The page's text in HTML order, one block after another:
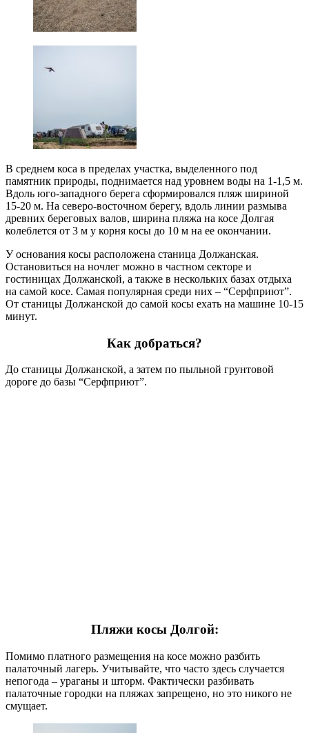
В среднем коса в пределах участка, выделенного под
памятник природы, поднимается над уровнем воды на 1-1,5 м.
Вдоль юго-западного берега сформировался пляж шириной
15-20 м. На северо-восточном берегу, вдоль линии размыва
древних береговых валов, ширина пляжа на косе Долгая
колеблется от 3 м у корня косы до 10 м на ее окончании.
У основания косы расположена станица Должанская.
Остановиться на ночлег можно в частном секторе и
гостиницах Должанской, а также в нескольких базах отдыха
на самой косе. Самая популярная среди них – “Серфприют”.
От станицы Должанской до самой косы ехать на машине 10-15
минут.
Как добраться?
До станицы Должанской, а затем по пыльной грунтовой
дороге до базы “Серфприют”.
Пляжи косы Долгой:
Помимо платного размещения на косе можно разбить
палаточный лагерь. Учитывайте, что часто здесь случается
непогода – ураганы и шторм. Фактически разбивать
палаточные городки на пляжах запрещено, но это никого не
смущает.